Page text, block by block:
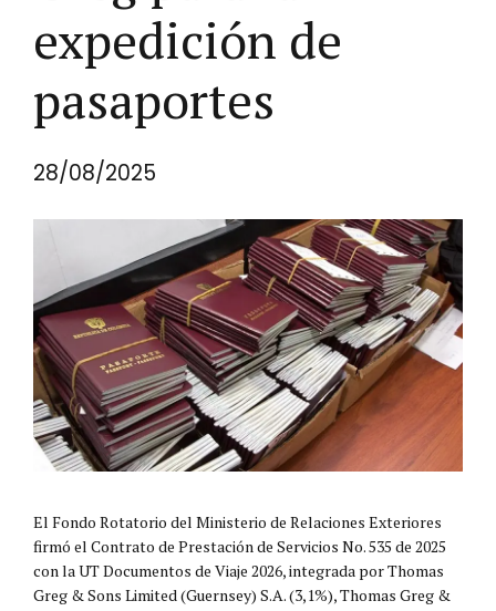
expedición de
pasaportes
28/08/2025
El Fondo Rotatorio del Ministerio de Relaciones Exteriores
firmó el Contrato de Prestación de Servicios No. 535 de 2025
con la UT Documentos de Viaje 2026, integrada por Thomas
Greg & Sons Limited (Guernsey) S.A. (3,1%), Thomas Greg &